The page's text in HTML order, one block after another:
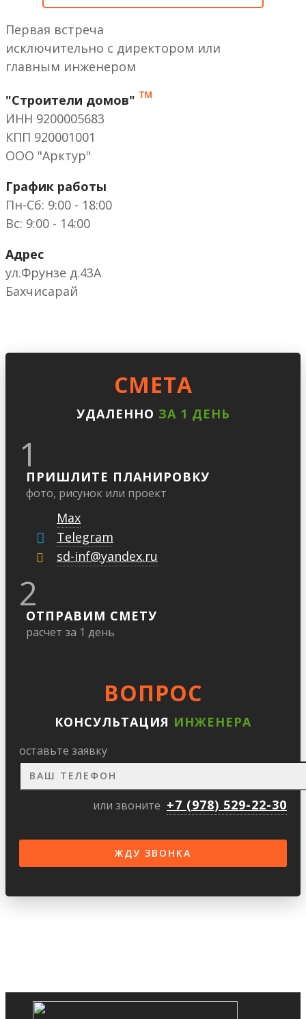
Первая встреча
исключительно с директором или
главным инженером
"Строители домов" ™
ИНН 9200005683
КПП 920001001
ООО "Арктур"
График работы
Пн-Сб: 9:00 - 18:00
Вс: 9:00 - 14:00
Адрес
ул.Фрунзе д.43А
Бахчисарай
CМЕТА
УДАЛЕННО ЗА 1 ДЕНЬ
1
ПРИШЛИТЕ ПЛАНИРОВКУ
фото, рисунок или проект
Max
Telegram
sd-inf@yandex.ru
2
ОТПРАВИМ СМЕТУ
расчет за 1 день
ВОПРОС
КОНСУЛЬТАЦИЯ ИНЖЕНЕРА
оставьте заявку
или звоните +7 (978) 529-22-30